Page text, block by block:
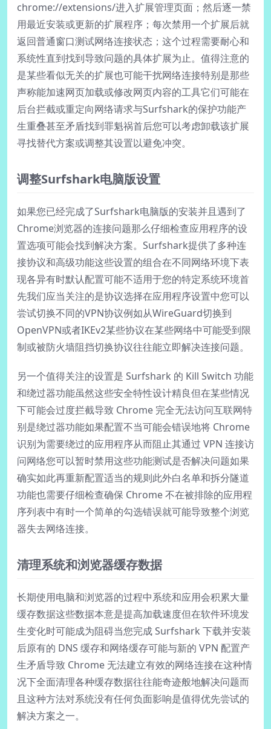
chrome://extensions/进入扩展管理页面；然后逐一禁
用最近安装或更新的扩展程序；每次禁用一个扩展后就
返回普通窗口测试网络连接状态；这个过程需要耐心和
系统性直到找到导致问题的具体扩展为止。值得注意的
是某些看似无关的扩展也可能干扰网络连接特别是那些
声称能加速网页加载或修改网页内容的工具它们可能在
后台拦截或重定向网络请求与Surfshark的保护功能产
生重叠甚至矛盾找到罪魁祸首后您可以考虑卸载该扩展
寻找替代方案或调整其设置以避免冲突。
调整Surfshark电脑版设置
如果您已经完成了Surfshark电脑版的安装并且遇到了
Chrome浏览器的连接问题那么仔细检查应用程序的设
置选项可能会找到解决方案。Surfshark提供了多种连
接协议和高级功能这些设置的组合在不同网络环境下表
现各异有时默认配置可能不适用于您的特定系统环境首
先我们应当关注的是协议选择在应用程序设置中您可以
尝试切换不同的VPN协议例如从WireGuard切换到
OpenVPN或者IKEv2某些协议在某些网络中可能受到限
制或被防火墙阻挡切换协议往往能立即解决连接问题。
另一个值得关注的设置是 Surfshark 的 Kill Switch 功能
和绕过器功能虽然这些安全特性设计精良但在某些情况
下可能会过度拦截导致 Chrome 完全无法访问互联网特
别是绕过器功能如果配置不当可能会错误地将 Chrome
识别为需要绕过的应用程序从而阻止其通过 VPN 连接访
问网络您可以暂时禁用这些功能测试是否解决问题如果
确实如此再重新配置适当的规则此外白名单和拆分隧道
功能也需要仔细检查确保 Chrome 不在被排除的应用程
序列表中有时一个简单的勾选错误就可能导致整个浏览
器失去网络连接。
清理系统和浏览器缓存数据
长期使用电脑和浏览器的过程中系统和应用会积累大量
缓存数据这些数据本意是提高加载速度但在软件环境发
生变化时可能成为阻碍当您完成 Surfshark 下载并安装
后原有的 DNS 缓存和网络缓存可能与新的 VPN 配置产
生矛盾导致 Chrome 无法建立有效的网络连接在这种情
况下全面清理各种缓存数据往往能奇迹般地解决问题而
且这种方法对系统没有任何负面影响是值得优先尝试的
解决方案之一。